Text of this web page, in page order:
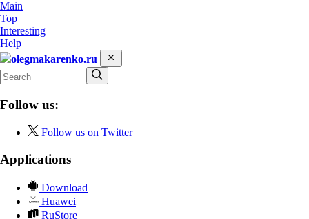
Main
Top
Interesting
Help
olegmakarenko.ru
Follow us:
Follow us on Twitter
Applications
Download
Huawei
RuStore